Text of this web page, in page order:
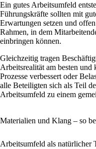
Ein gutes Arbeitsumfeld
Führungskräfte sollten mit
Erwartungen setzen und
Rahmen, in dem
einbringen können.
Gleichzeitig tragen
Arbeitsrealität am besten
Prozesse verbessert oder
alle Beteiligten sich als Teil
Arbeitsumfeld zu einem
Materialien und Klang – so
Arbeitsumfeld als natürlicher